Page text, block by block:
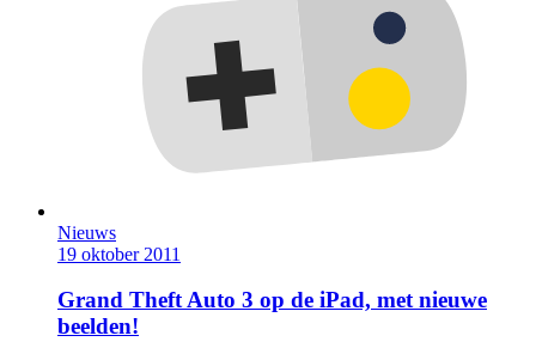
Nieuws
19 oktober 2011
Grand Theft Auto 3 op de iPad, met nieuwe
beelden!